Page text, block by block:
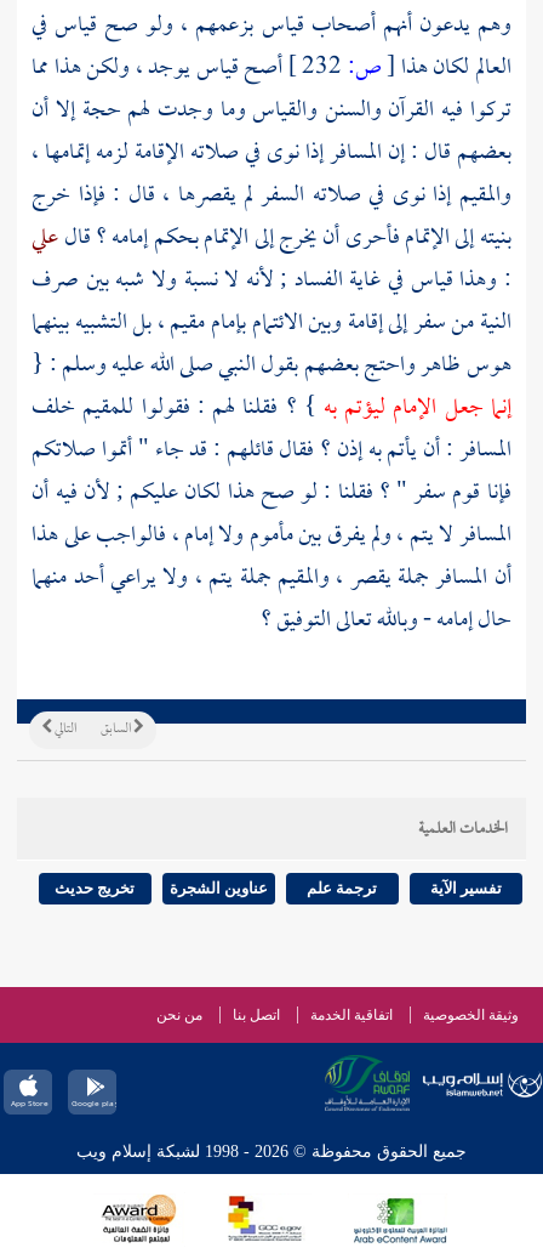
وهم يدعون أنهم أصحاب قياس بزعمهم ، ولو صح قياس في
العالم لكان هذا[ص:
أصح قياس يوجد ، ولكن هذا مما
تركوا فيه القرآن والسنن والقياس وما وجدت لهم حجة إلا أن
بعضهم قال : إن المسافر إذا نوى في صلاته الإقامة لزمه إتمامها ،
والمقيم إذا نوى في صلاته السفر لم يقصرها ، قال : فإذا خرج
بنيته إلى الإتمام فأحرى أن يخرج إلى الإتمام بحكم إمامه ؟ قالعلي
: وهذا قياس في غاية الفساد ; لأنه لا نسبة ولا شبه بين صرف
النية من سفر إلى إقامة وبين الائتمام بإمام مقيم ، بل التشبيه بينهما
هوس ظاهر واحتج بعضهم بقول النبي صلى الله عليه وسلم : {
إنما جعل الإمام ليؤتم به } ؟ فقلنا لهم : فقولوا للمقيم خلف
المسافر : أن يأتم به إذن ؟ فقال قائلهم : قد جاء " أتموا صلاتكم
فإنا قوم سفر " ؟ فقلنا : لو صح هذا لكان عليكم ; لأن فيه أن
المسافر لا يتم ، ولم يفرق بين مأموم ولا إمام ، فالواجب على هذا
أن المسافر جملة يقصر ، والمقيم جملة يتم ، ولا يراعي أحد منهما
حال إمامه - وبالله تعالى التوفيق ؟
التالي السابق
الخدمات العلمية
تفسير الآية ترجمة علم عناوين الشجرة تخريج حديث
وثيقة الخصوصية اتفاقية الخدمة اتصل بنا من نحن
جميع الحقوق محفوظة © 2026 - 1998 لشبكة إسلام ويب